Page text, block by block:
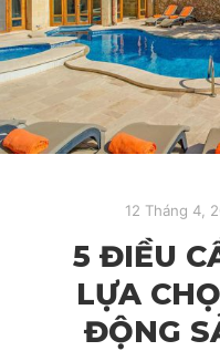
12 Tháng 4,
5 ĐIỀU
LỰA
ĐỘNG